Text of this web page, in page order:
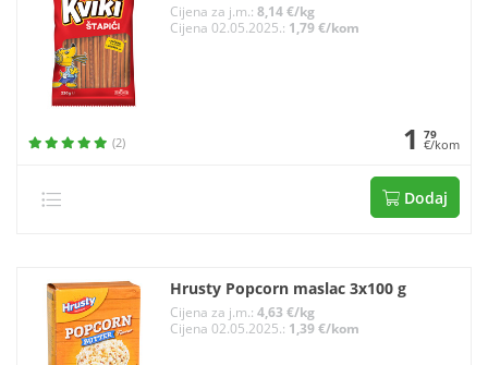
Cijena za j.m.: 8,14 €/kg
Cijena 02.05.2025.: 1,79 €/kom
(2) 1 79
€/kom
Dodaj
Hrusty Popcorn maslac 3x100 g
Cijena za j.m.: 4,63 €/kg
Cijena 02.05.2025.: 1,39 €/kom